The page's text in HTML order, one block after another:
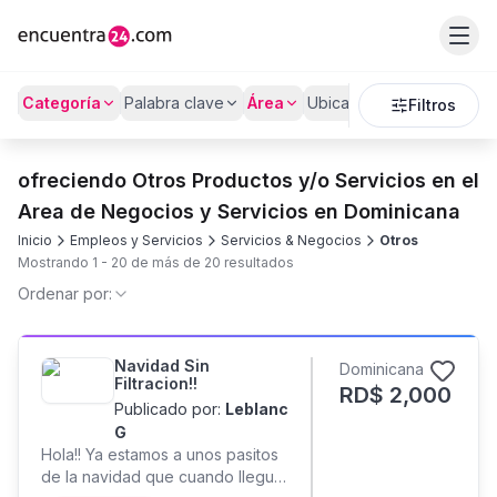
Categoría Palabra clave Área Ubicación Filtros
ofreciendo Otros Productos y/o Servicios en el
Area de Negocios y Servicios en Dominicana
Inicio Empleos y Servicios Servicios & Negocios
Otros
Mostrando 1 - 20 de más de 20 resultados
Ordenar por:
Navidad Sin
Filtracion!!
Publicado por: Leblanc
G
Hola!! Ya estamos a unos pasitos
de la navidad que cuando llegue
Dominicana
RD$ 2,000